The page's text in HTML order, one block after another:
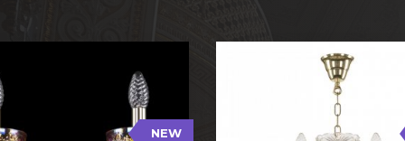
NEW
2/165 G Shampan/M-1H 119/8+4/200 G